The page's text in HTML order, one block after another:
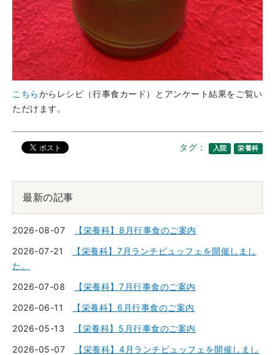
こちらからレシピ（行事食カード）とアンケート結果をご覧い
ただけます。
タグ： 入院 栄養科
最新の記事
2026-08-07
【栄養科】8月行事食のご案内
2026-07-21
【栄養科】7月ランチビュッフェを開催しまし
た。
2026-07-08
【栄養科】7月行事食のご案内
2026-06-11
【栄養科】6月行事食のご案内
2026-05-13
【栄養科】5月行事食のご案内
2026-05-07
【栄養科】4月ランチビュッフェを開催しまし